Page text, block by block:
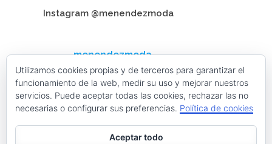
Instagram @menendezmoda
menendezmoda
Menéndez Moda hombre
Cargar más Seguir en Instagram
Utilizamos cookies propias y de terceros para garantizar el
funcionamiento de la web, medir su uso y mejorar nuestros
servicios. Puede aceptar todas las cookies, rechazar las no
necesarias o configurar sus preferencias. Política de cookies
Aceptar todo